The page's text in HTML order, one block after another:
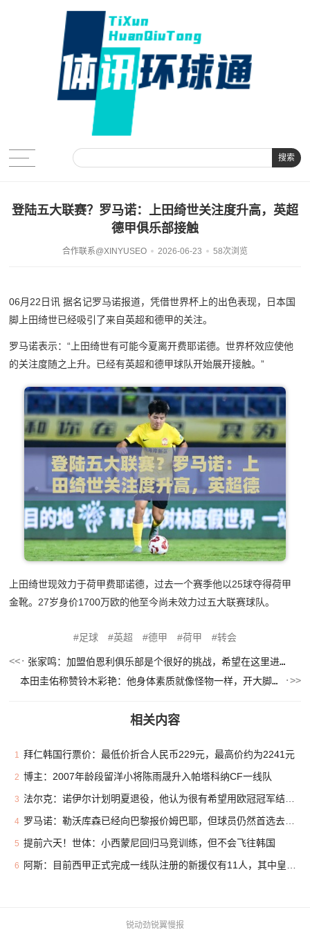
搜索
登陆五大联赛？罗马诺：上田绮世关注度升高，英超
德甲俱乐部接触
合作联系@XINYUSEO 2026-06-23 58次浏览
06月22日讯 据名记罗马诺报道，凭借世界杯上的出色表现，日本国
脚上田绮世已经吸引了来自英超和德甲的关注。
罗马诺表示：“上田绮世有可能今夏离开费耶诺德。世界杯效应使他
的关注度随之上升。已经有英超和德甲球队开始展开接触。”
上田绮世现效力于荷甲费耶诺德，过去一个赛季他以25球夺得荷甲
金靴。27岁身价1700万欧的他至今尚未效力过五大联赛球队。
足球 英超 德甲 荷甲 转会
张家鸣：加盟伯恩利俱乐部是个很好的挑战，希望在这里进很多球
本田圭佑称赞铃木彩艳：他身体素质就像怪物一样，开大脚力度很大
相关内容
1 拜仁韩国行票价：最低价折合人民币229元，最高价约为2241元
2 博主：2007年龄段留洋小将陈雨晟升入帕塔科纳CF一线队
3 法尔克：诺伊尔计划明夏退役，他认为很有希望用欧冠冠军结束生涯
4 罗马诺：勒沃库森已经向巴黎报价姆巴耶，但球员仍然首选去利物浦
5 提前六天！世体：小西蒙尼回归马竞训练，但不会飞往韩国
6 阿斯：目前西甲正式完成一线队注册的新援仅有11人，其中皇马3人
锐动劲锐翼慢报